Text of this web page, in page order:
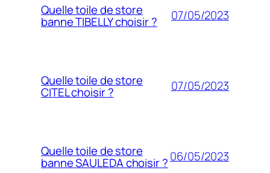
Quelle toile de store
banne TIBELLY choisir ? 07/05/2023
Quelle toile de store
CITEL choisir ? 07/05/2023
Quelle toile de store
banne SAULEDA choisir ?06/05/2023